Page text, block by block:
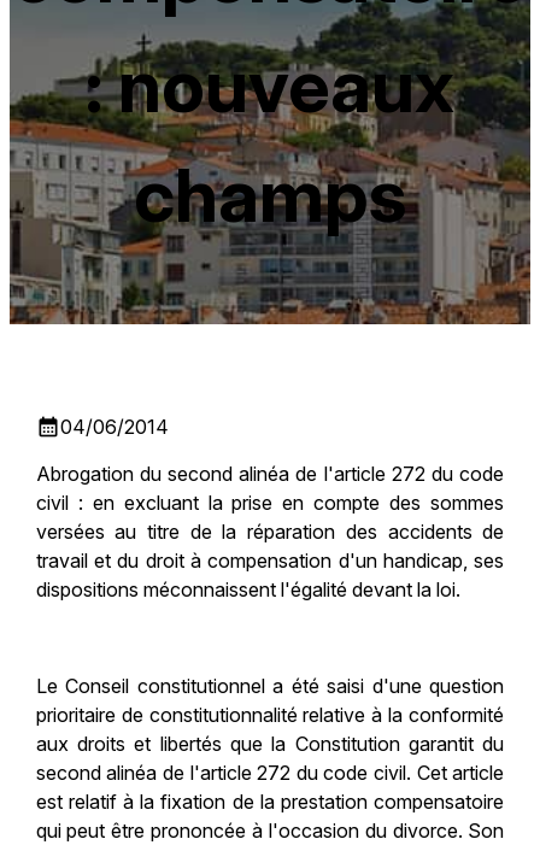
: nouveaux
champs
calendar_month04/06/2014
Abrogation du second alinéa de l'article 272 du code
civil : en excluant la prise en compte des sommes
versées au titre de la réparation des accidents de
travail et du droit à compensation d'un handicap, ses
dispositions méconnaissent l'égalité devant la loi.
Le Conseil constitutionnel a été saisi d'une question
prioritaire de constitutionnalité relative à la conformité
aux droits et libertés que la Constitution garantit du
second alinéa de l'article 272 du code civil. Cet article
est relatif à la fixation de la prestation compensatoire
qui peut être prononcée à l'occasion du divorce. Son